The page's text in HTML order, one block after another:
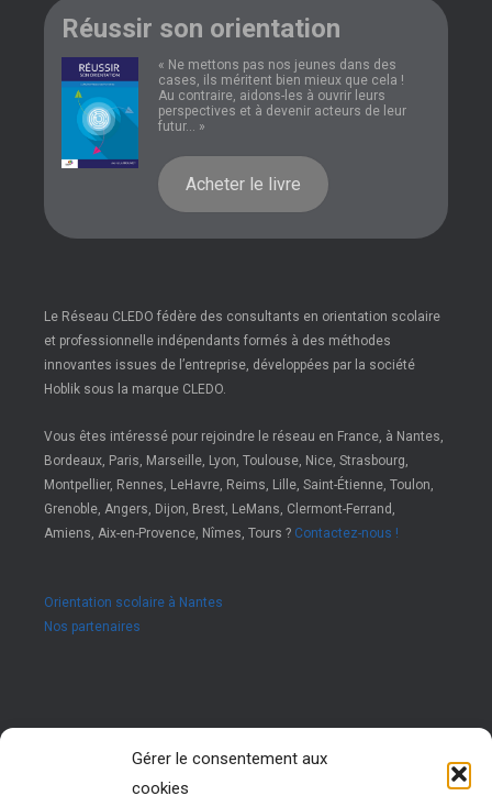
Gérer le consentement aux
cookies
Réussir son orientation
« Ne mettons pas nos jeunes dans des
cases, ils méritent bien mieux que cela !
Au contraire, aidons-les à ouvrir leurs
perspectives et à devenir acteurs de leur
futur... »
Acheter le livre
Le Réseau CLEDO fédère des consultants en orientation scolaire
et professionnelle indépendants formés à des méthodes
innovantes issues de l’entreprise, développées par la société
Hoblik sous la marque CLEDO.
Vous êtes intéressé pour rejoindre le réseau en France, à Nantes,
Bordeaux, Paris, Marseille, Lyon, Toulouse, Nice, Strasbourg,
Montpellier, Rennes, LeHavre, Reims, Lille, Saint-Étienne, Toulon,
Grenoble, Angers, Dijon, Brest, LeMans, Clermont-Ferrand,
Amiens, Aix-en-Provence, Nîmes, Tours ? Contactez-nous !
Orientation scolaire à Nantes
Nos partenaires
Rejoignez nous !
Vous êtes passionné par les ressources humaines ?